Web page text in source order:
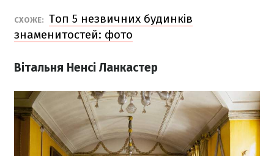
СХОЖЕ: Топ 5 незвичних будинків
знаменитостей: фото
Вітальня Ненсі Ланкастер